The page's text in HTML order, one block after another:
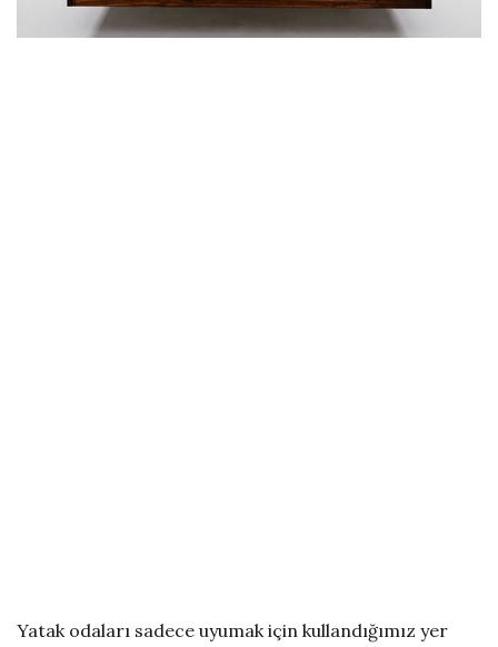
Yatak odaları sadece uyumak için kullandığımız yer